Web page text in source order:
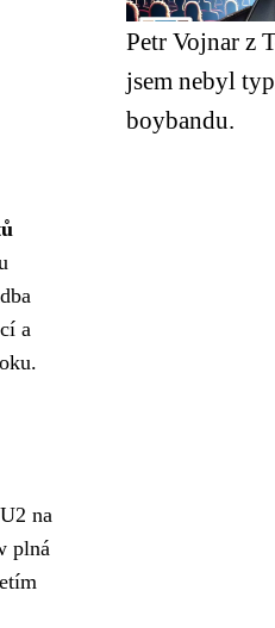
a
na
plná
Petr Vojnar z
jsem nebyl
boybandu.